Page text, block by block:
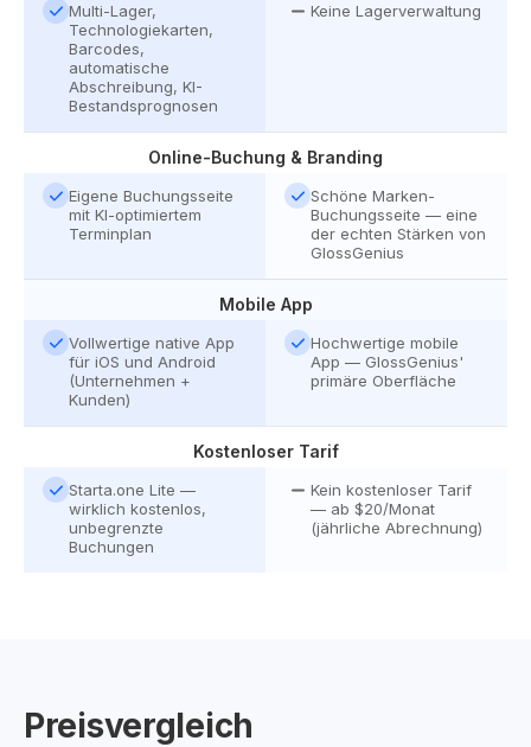
Multi-Lager,
Technologiekarten,
Barcodes,
automatische
Abschreibung, KI-
Bestandsprognosen
Keine Lagerverwaltung
Online-Buchung & Branding
Eigene Buchungsseite
mit KI-optimiertem
Terminplan
Schöne Marken-
Buchungsseite — eine
der echten Stärken von
GlossGenius
Mobile App
Vollwertige native App
für iOS und Android
(Unternehmen +
Kunden)
Hochwertige mobile
App — GlossGenius'
primäre Oberfläche
Kostenloser Tarif
Starta.one Lite —
wirklich kostenlos,
unbegrenzte
Buchungen
Kein kostenloser Tarif
— ab $20/Monat
(jährliche Abrechnung)
Preisvergleich